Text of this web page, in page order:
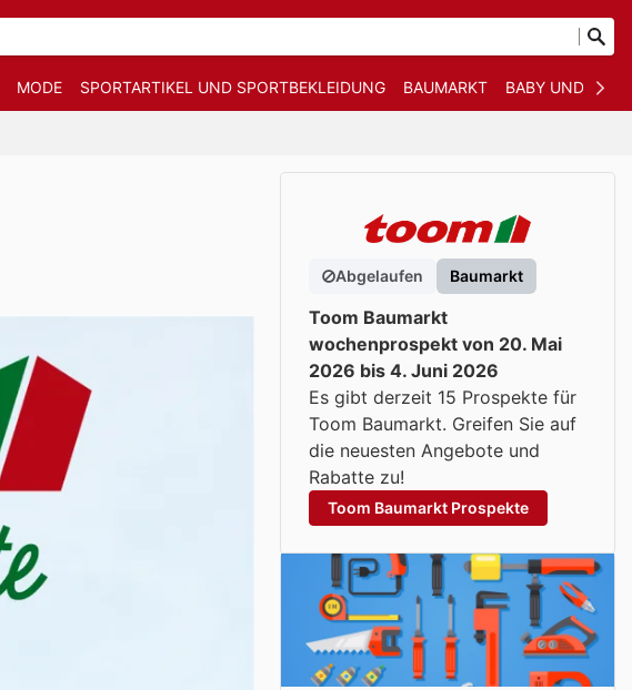
MODE SPORTARTIKEL UND SPORTBEKLEIDUNG BAUMARKT BABY UND KIND
Abgelaufen Baumarkt
Toom Baumarkt
wochenprospekt von 20. Mai
2026 bis 4. Juni 2026
Es gibt derzeit 15 Prospekte für
Toom Baumarkt. Greifen Sie auf
die neuesten Angebote und
Rabatte zu!
Toom Baumarkt Prospekte